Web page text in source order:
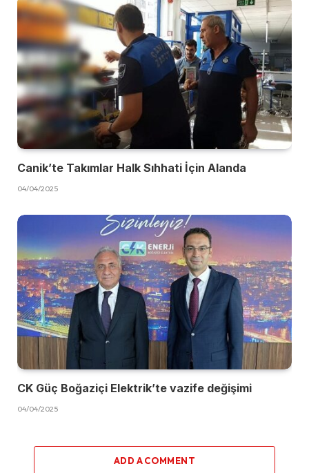
Canik’te Takımlar Halk Sıhhati İçin Alanda
04/04/2025
CK Güç Boğaziçi Elektrik’te vazife değişimi
04/04/2025
ADD A COMMENT